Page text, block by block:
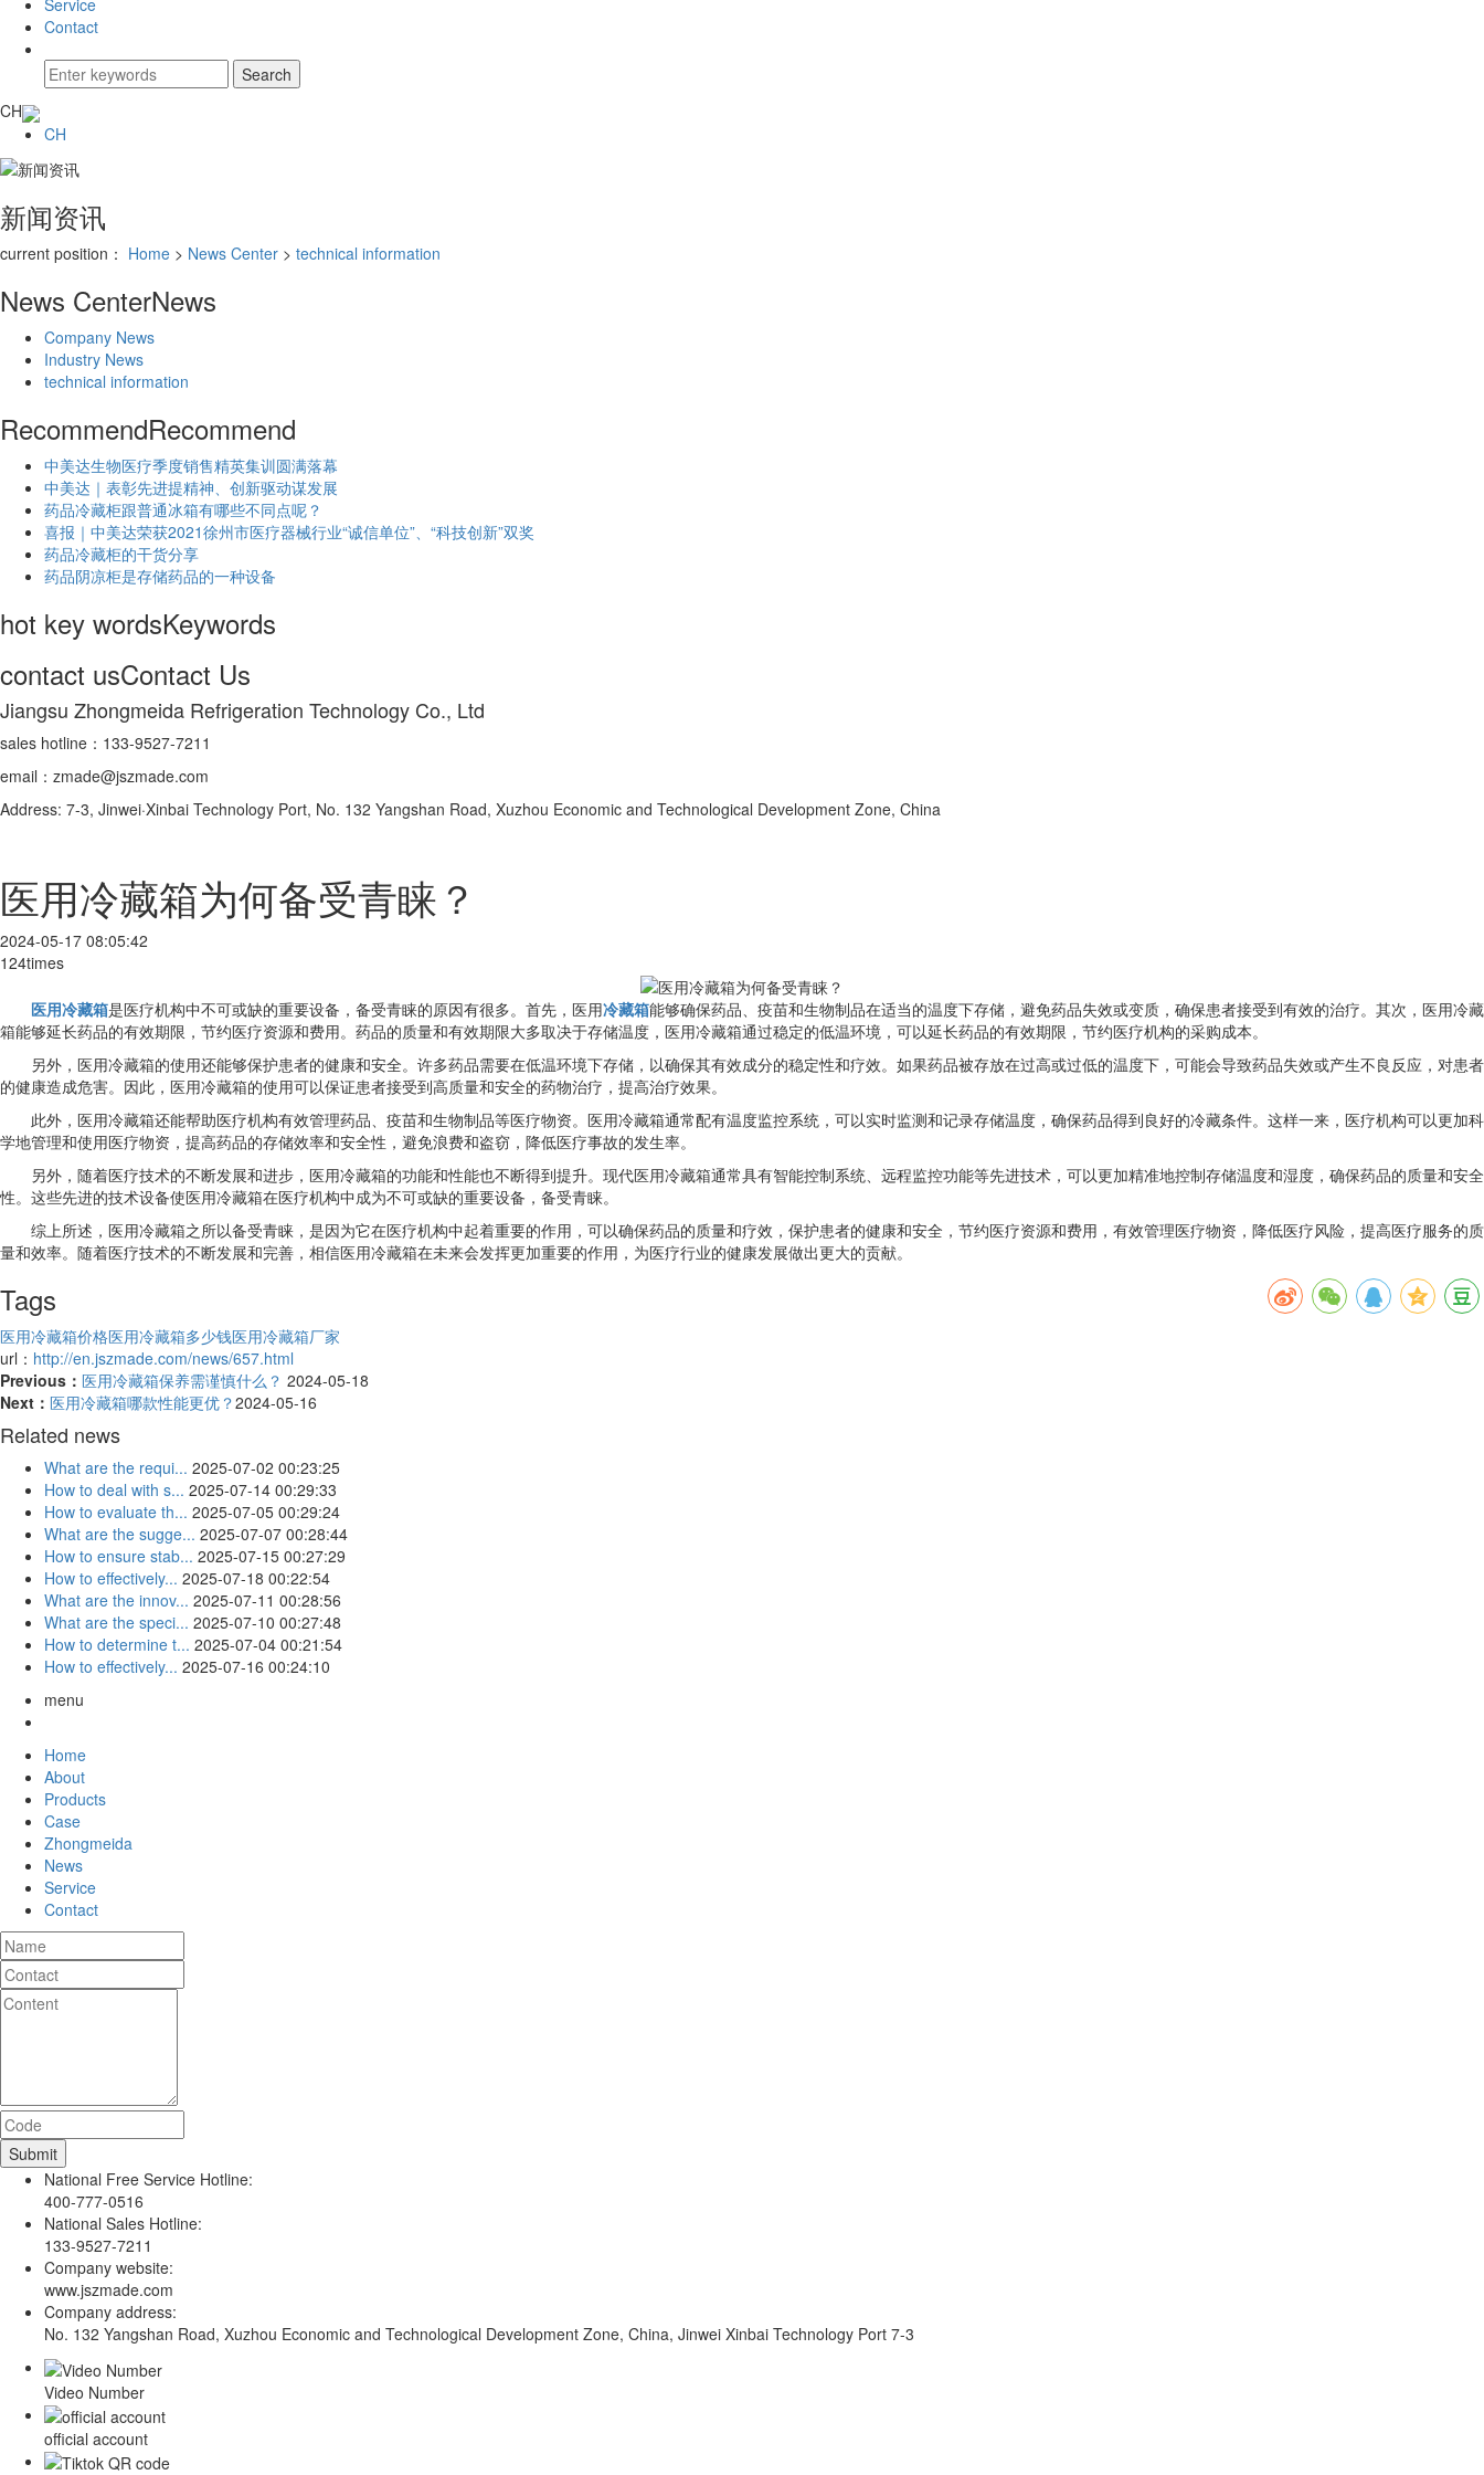
Service
Contact
CH
CH
新闻资讯
current position： Home > News Center > technical information
News CenterNews
Company News
Industry News
technical information
RecommendRecommend
中美达生物医疗季度销售精英集训圆满落幕
中美达｜表彰先进提精神、创新驱动谋发展
药品冷藏柜跟普通冰箱有哪些不同点呢？
喜报｜中美达荣获2021徐州市医疗器械行业“诚信单位”、“科技创新”双奖
药品冷藏柜的干货分享
药品阴凉柜是存储药品的一种设备
hot key wordsKeywords
contact usContact Us
Jiangsu Zhongmeida Refrigeration Technology Co., Ltd
sales hotline：133-9527-7211
email：zmade@jszmade.com
Address: 7-3, Jinwei·Xinbai Technology Port, No. 132 Yangshan Road, Xuzhou Economic and Technological Development Zone, China
医用冷藏箱为何备受青睐？
2024-05-17 08:05:42
124times
医用冷藏箱是医疗机构中不可或缺的重要设备，备受青睐的原因有很多。首先，医用冷藏箱能够确保药品、疫苗和生物制品在适当的温度下存储，避免药品失效或变质，确保患者接受到有效的治疗。其次，医用冷藏
箱能够延长药品的有效期限，节约医疗资源和费用。药品的质量和有效期限大多取决于存储温度，医用冷藏箱通过稳定的低温环境，可以延长药品的有效期限，节约医疗机构的采购成本。
另外，医用冷藏箱的使用还能够保护患者的健康和安全。许多药品需要在低温环境下存储，以确保其有效成分的稳定性和疗效。如果药品被存放在过高或过低的温度下，可能会导致药品失效或产生不良反应，对患者
的健康造成危害。因此，医用冷藏箱的使用可以保证患者接受到高质量和安全的药物治疗，提高治疗效果。
此外，医用冷藏箱还能帮助医疗机构有效管理药品、疫苗和生物制品等医疗物资。医用冷藏箱通常配有温度监控系统，可以实时监测和记录存储温度，确保药品得到良好的冷藏条件。这样一来，医疗机构可以更加科
学地管理和使用医疗物资，提高药品的存储效率和安全性，避免浪费和盗窃，降低医疗事故的发生率。
另外，随着医疗技术的不断发展和进步，医用冷藏箱的功能和性能也不断得到提升。现代医用冷藏箱通常具有智能控制系统、远程监控功能等先进技术，可以更加精准地控制存储温度和湿度，确保药品的质量和安全
性。这些先进的技术设备使医用冷藏箱在医疗机构中成为不可或缺的重要设备，备受青睐。
综上所述，医用冷藏箱之所以备受青睐，是因为它在医疗机构中起着重要的作用，可以确保药品的质量和疗效，保护患者的健康和安全，节约医疗资源和费用，有效管理医疗物资，降低医疗风险，提高医疗服务的质
量和效率。随着医疗技术的不断发展和完善，相信医用冷藏箱在未来会发挥更加重要的作用，为医疗行业的健康发展做出更大的贡献。
Tags
医用冷藏箱价格医用冷藏箱多少钱医用冷藏箱厂家
url： http://en.jszmade.com/news/657.html
Previous： 医用冷藏箱保养需谨慎什么？ 2024-05-18
Next： 医用冷藏箱哪款性能更优？2024-05-16
Related news
What are the requi... 2025-07-02 00:23:25
How to deal with s... 2025-07-14 00:29:33
How to evaluate th... 2025-07-05 00:29:24
What are the sugge... 2025-07-07 00:28:44
How to ensure stab... 2025-07-15 00:27:29
How to effectively... 2025-07-18 00:22:54
What are the innov... 2025-07-11 00:28:56
What are the speci... 2025-07-10 00:27:48
How to determine t... 2025-07-04 00:21:54
How to effectively... 2025-07-16 00:24:10
menu
Home
About
Products
Case
Zhongmeida
News
Service
Contact
National Free Service Hotline:
400-777-0516
National Sales Hotline:
133-9527-7211
Company website:
www.jszmade.com
Company address:
No. 132 Yangshan Road, Xuzhou Economic and Technological Development Zone, China, Jinwei Xinbai Technology Port 7-3
Video Number
official account